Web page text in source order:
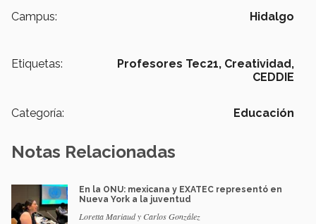
Campus:
Hidalgo
Etiquetas: Profesores Tec21, Creatividad,
CEDDIE
Categoría: Educación
Notas Relacionadas
En la ONU: mexicana y EXATEC representó en
Nueva York a la juventud
Loretta Mariaud y Carlos González